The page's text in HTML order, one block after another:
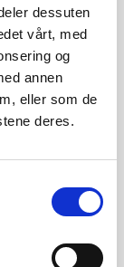
dessuten
vårt, med
og
annen
eller som de
deres.
Siljan i
i
og
en